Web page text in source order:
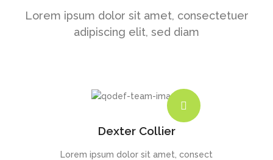
Lorem ipsum dolor sit amet, consectetuer
adipiscing elit, sed diam
Dexter Collier
Lorem ipsum dolor sit amet, consect